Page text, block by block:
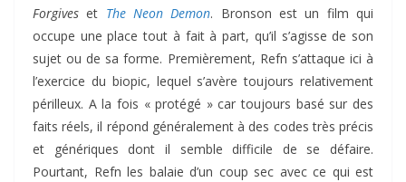
Forgives et The Neon Demon. Bronson est un film qui
occupe une place tout à fait à part, qu’il s’agisse de son
sujet ou de sa forme. Premièrement, Refn s’attaque ici à
l’exercice du biopic, lequel s’avère toujours relativement
périlleux. A la fois « protégé » car toujours basé sur des
faits réels, il répond généralement à des codes très précis
et génériques dont il semble difficile de se défaire.
Pourtant, Refn les balaie d’un coup sec avec ce qui est